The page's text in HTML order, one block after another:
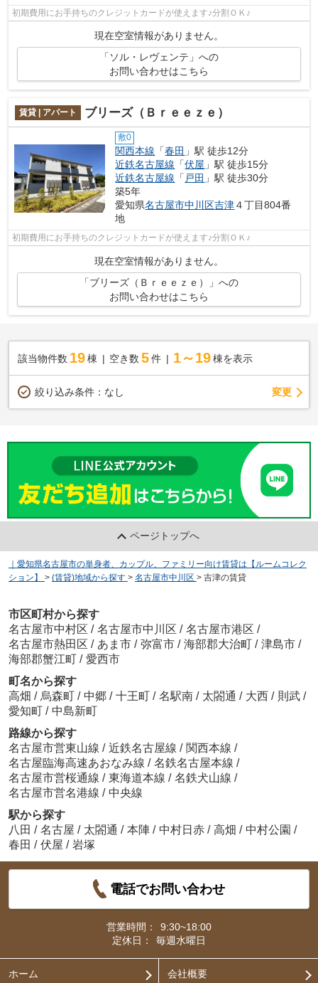
初期費用にお手持ちのクレジットカードが使えます♪分割ＯＫ♪
現在空室情報がありません。
「ソル・レヴェンテ」への
お問い合わせはこちら
賃貸 | アパート ブリーズ（Ｂｒｅｅｚｅ）
敷0
関西本線 「春田 」駅 徒歩12分
近鉄名古屋線 「伏屋 」駅 徒歩15分
近鉄名古屋線 「 戸田 」駅 徒歩30分
築5年
愛知県名古屋市中川区吉津４丁目804番
地
初期費用にお手持ちのクレジットカードが使えます♪分割ＯＫ♪
現在空室情報がありません。
「ブリーズ（Ｂｒｅｅｚｅ）」への
お問い合わせはこちら
該当物件数 19棟 空き数 5 件 1～19 棟を表示
絞り込み条件： なし 変更
ページトップへ
｜愛知県名古屋市の単身者、カップル、ファミリー向け賃貸は【ルームコレク
ション】
> (賃貸)地域から探す > 名古屋市中川区 > 吉津の賃貸
市区町村から探す
名古屋市中村区 / 名古屋市中川区 / 名古屋市港区 /
名古屋市熱田区 / あま市 / 弥富市 / 海部郡大治町 / 津島市 /
海部郡蟹江町 / 愛西市
町名から探す
高畑 / 烏森町 / 中郷 / 十王町 / 名駅南 / 太閤通 / 大西 / 則武 /
愛知町 / 中島新町
路線から探す
名古屋市営東山線 / 近鉄名古屋線 / 関西本線 /
名古屋臨海高速あおなみ線 / 名鉄名古屋本線 /
名古屋市営桜通線 / 東海道本線 / 名鉄犬山線 /
名古屋市営名港線 / 中央線
駅から探す
八田 / 名古屋 / 太閤通 / 本陣 / 中村日赤 / 高畑 / 中村公園 /
春田 / 伏屋 / 岩塚
電話でお問い合わせ
営業時間：
9:30~18:00
定休日：
毎週水曜日
ホーム 会社概要